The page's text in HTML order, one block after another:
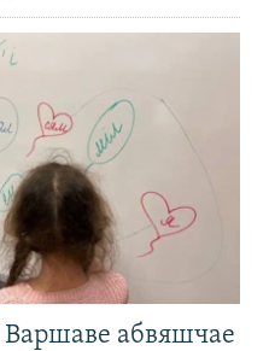
Варшаве абвяшчае